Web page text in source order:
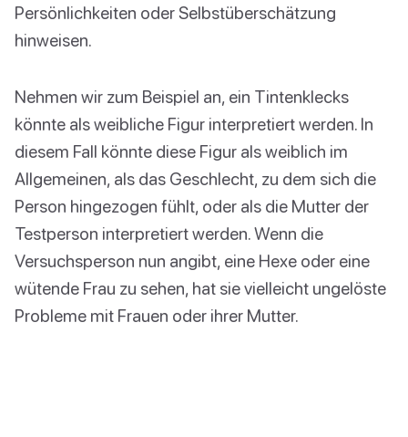
Persönlichkeiten oder Selbstüberschätzung
hinweisen.
Nehmen wir zum Beispiel an, ein Tintenklecks
könnte als weibliche Figur interpretiert werden. In
diesem Fall könnte diese Figur als weiblich im
Allgemeinen, als das Geschlecht, zu dem sich die
Person hingezogen fühlt, oder als die Mutter der
Testperson interpretiert werden. Wenn die
Versuchsperson nun angibt, eine Hexe oder eine
wütende Frau zu sehen, hat sie vielleicht ungelöste
Probleme mit Frauen oder ihrer Mutter.